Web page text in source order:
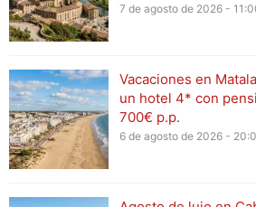
7 de agosto de 2026 -
Vacaciones en
un hotel 4* con
700€ p.p.
6 de agosto de 2026 -